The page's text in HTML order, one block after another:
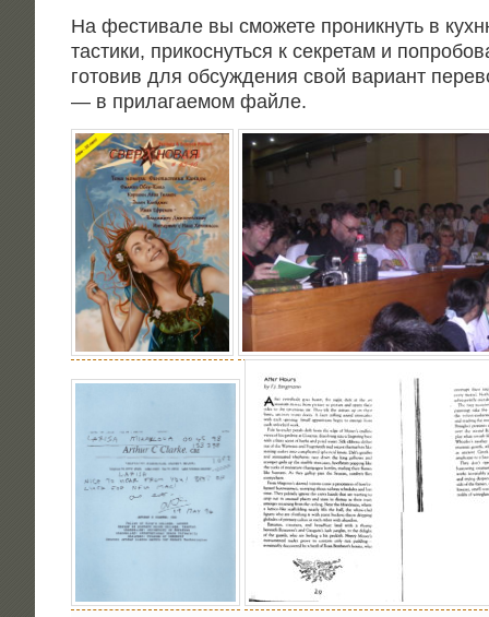
На фести­ва­ле вы смо­же­те про­ник­нуть в
та­сти­ки, при­кос­нуть­ся к сек­ре­там и
го­то­вив для обсуж­де­ния свой вари­ант
— в при­ла­га­е­мом файле.